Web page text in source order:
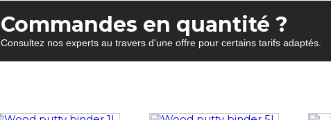
Commandes en quantité ?
Consultez nos experts au travers d'une offre pour certains tarifs adaptés.